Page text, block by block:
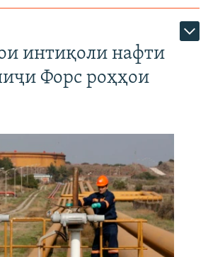
интиқоли нафти
Форс роҳҳои